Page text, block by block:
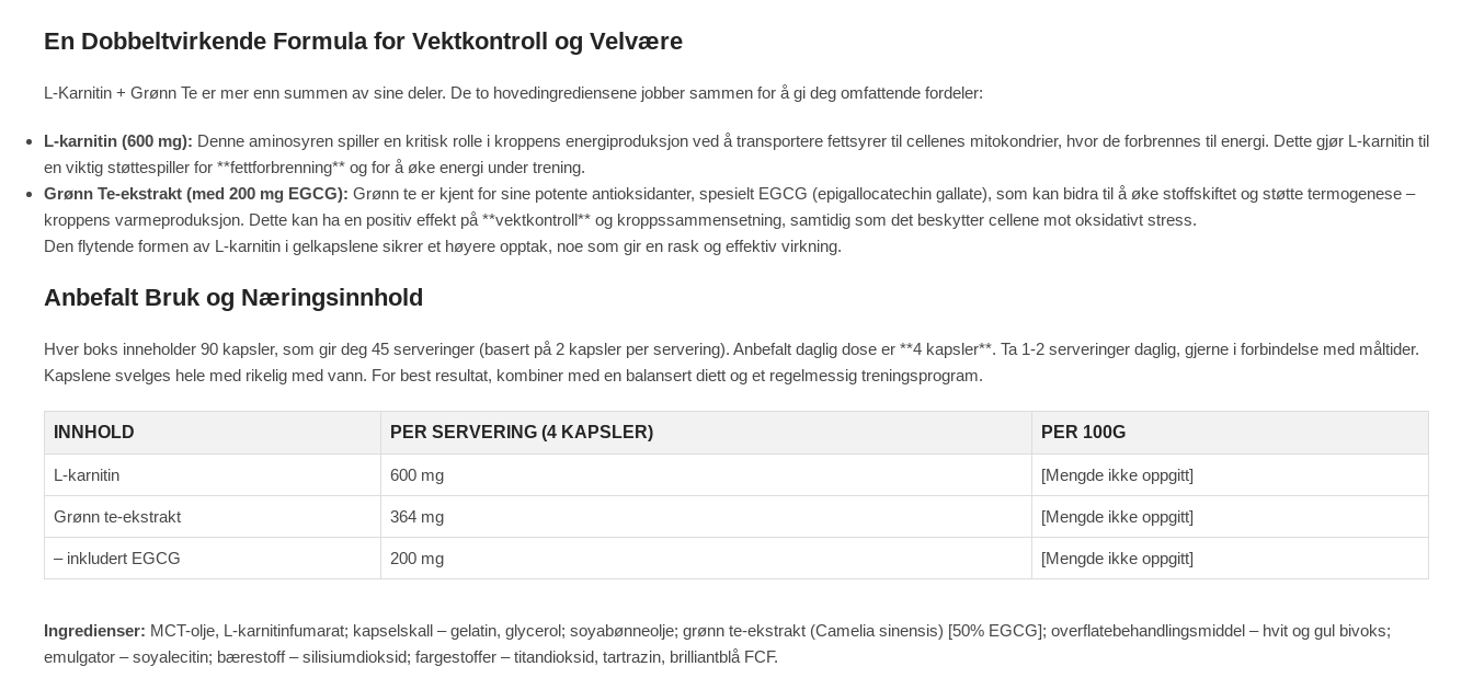
En Dobbeltvirkende Formula for Vektkontroll og Velvære
L-Karnitin + Grønn Te er mer enn summen av sine deler. De to hovedingrediensene jobber sammen for å gi deg omfattende fordeler:
L-karnitin (600 mg): Denne aminosyren spiller en kritisk rolle i kroppens energiproduksjon ved å transportere fettsyrer til cellenes mitokondrier, hvor de forbrennes til energi. Dette gjør L-karnitin til
en viktig støttespiller for **fettforbrenning** og for å øke energi under trening.
Grønn Te-ekstrakt (med 200 mg EGCG): Grønn te er kjent for sine potente antioksidanter, spesielt EGCG (epigallocatechin gallate), som kan bidra til å øke stoffskiftet og støtte termogenese –
kroppens varmeproduksjon. Dette kan ha en positiv effekt på **vektkontroll** og kroppssammensetning, samtidig som det beskytter cellene mot oksidativt stress.
Den flytende formen av L-karnitin i gelkapslene sikrer et høyere opptak, noe som gir en rask og effektiv virkning.
Anbefalt Bruk og Næringsinnhold
Hver boks inneholder 90 kapsler, som gir deg 45 serveringer (basert på 2 kapsler per servering). Anbefalt daglig dose er **4 kapsler**. Ta 1-2 serveringer daglig, gjerne i forbindelse med måltider.
Kapslene svelges hele med rikelig med vann. For best resultat, kombiner med en balansert diett og et regelmessig treningsprogram.
INNHOLD PER SERVERING (4 KAPSLER) PER 100G
L-karnitin 600 mg [Mengde ikke oppgitt]
Grønn te-ekstrakt 364 mg [Mengde ikke oppgitt]
– inkludert EGCG 200 mg [Mengde ikke oppgitt]
Ingredienser: MCT-olje, L-karnitinfumarat; kapselskall – gelatin, glycerol; soyabønneolje; grønn te-ekstrakt (Camelia sinensis) [50% EGCG]; overflatebehandlingsmiddel – hvit og gul bivoks;
emulgator – soyalecitin; bærestoff – silisiumdioksid; fargestoffer – titandioksid, tartrazin, brilliantblå FCF.